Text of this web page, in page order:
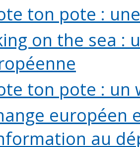
ton pote :
on the sea :
ton pote : un
européen
au